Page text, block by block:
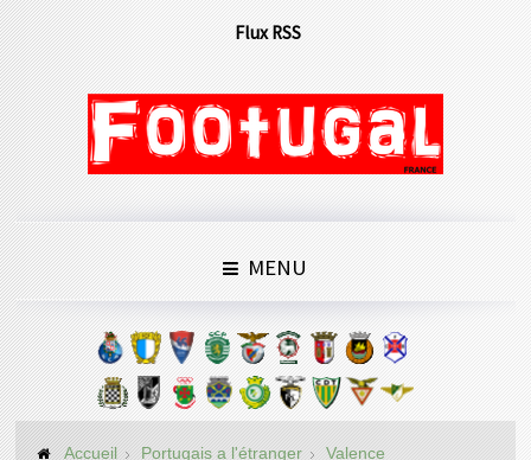
Flux RSS
MENU
Accueil Portugais a l'étranger Valence